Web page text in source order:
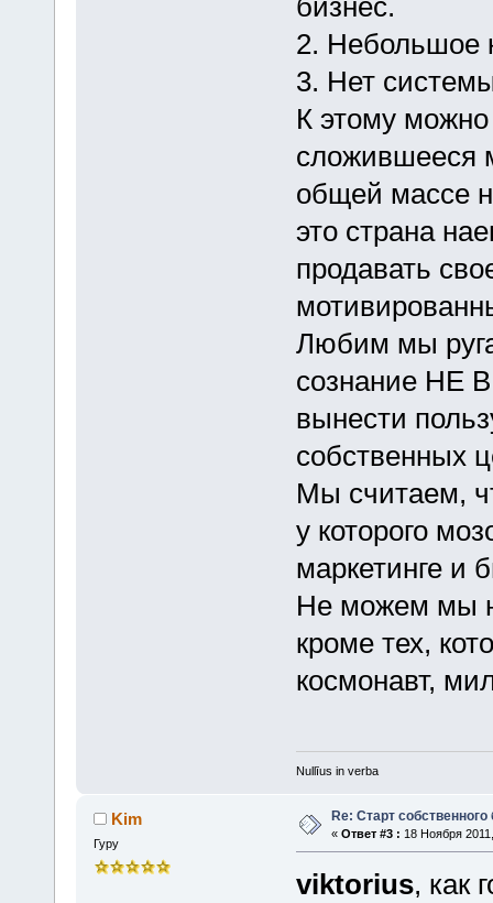
2. Небольшое
3. Нет
К этому можно
сложившееся
общей массе
это страна
продавать
Любим мы
сознание НЕ
вынести
собственных
Мы считаем,
у которого
маркетинге и
Не можем мы
кроме тех,
космонавт,
Nullīus in verba
Kim
Гуру
Re: Старт собственного
« Ответ #3 : 18 Ноября
viktorius, как